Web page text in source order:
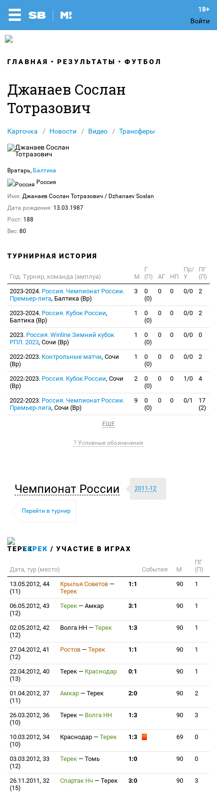
Войти
ГЛАВНАЯ РЕЗУЛЬТАТЫ ФУТБОЛ
Джанаев Сослан
Тотразович
Карточка Новости Видео Трансферы
Вратарь, Балтика
Россия
Имя: Джанаев Сослан Тотразович / Dzhanaev Soslan
Дата рождения: 13.03.1987
Рост: 188
Вес: 80
ТУРНИРНАЯ ИСТОРИЯ
Год. Турнир, команда (амплуа) М
Г
(П)
АГ НП
Пр/
У
ПГ
(П)
2023-2024. Россия. Чемпионат России.
Премьер-лига, Балтика (Вр)
3
0
(0)
0 0 0/0 2
2023-2024. Россия. Кубок России,
Балтика (Вр)
1
0
(0)
0 0 0/0 2
2023. Россия. Winline Зимний кубок
РПЛ. 2023, Сочи (Вр)
1
0
(0)
0 0 0/0 0
2022-2023. Контрольные матчи, Сочи
(Вр)
1
0
(0)
0 0 0/0 2
2022-2023. Россия. Кубок России, Сочи
(Вр)
2
0
(0)
0 0 1/0 4
2022-2023. Россия. Чемпионат России.
Премьер-лига, Сочи (Вр)
9
0
(0)
0 0 0/1
17
(2)
ЕЩЕ
? Условные обозначения
Чемпионат России 2011-12
Перейти в турнир
ТЕРЕК / УЧАСТИЕ В ИГРАХ
Дата, тур (место) События М
ПГ
(П)
13.05.2012, 44
(11)
Крылья Советов —
Терек
1:1 90 1
06.05.2012, 43
(12)
Терек — Амкар 3:1 90 1
02.05.2012, 42
(12)
Волга НН — Терек 1:3 90 1
27.04.2012, 41
(12)
Ростов — Терек 1:1 90 1
22.04.2012, 40
(13)
Терек — Краснодар 0:1 90 1
01.04.2012, 37
(11)
Амкар — Терек 2:0 90 2
26.03.2012, 36
(10)
Терек — Волга НН 1:3 90 3
10.03.2012, 34
(10)
Краснодар — Терек 1:3 69 0
03.03.2012, 33
(12)
Терек — Томь 1:0 90 0
26.11.2011, 32
(15)
Спартак Нч — Терек 3:0 90 3